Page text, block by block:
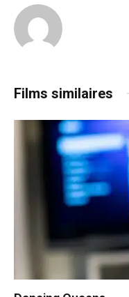
Films similaires